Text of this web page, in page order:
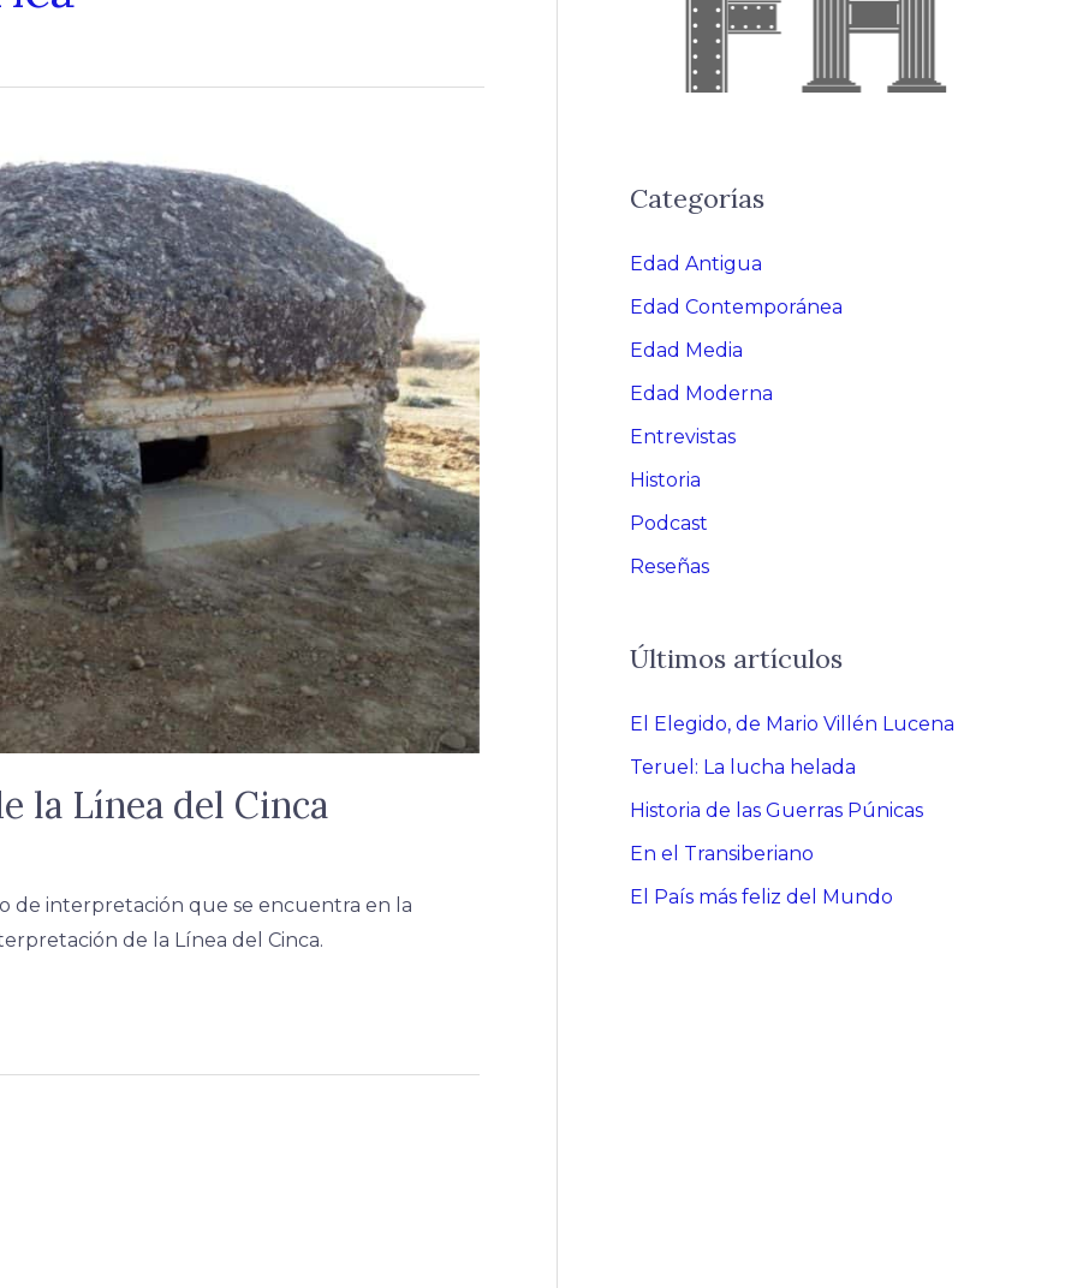
la Línea del Cinca
de interpretación que se encuentra en la
de la Línea del Cinca.
Categorías
Edad Antigua
Edad Contemporánea
Edad Media
Edad Moderna
Entrevistas
Historia
Podcast
Reseñas
Últimos artículos
El Elegido, de Mario Villén Lucena
Teruel: La lucha helada
Historia de las Guerras Púnicas
En el Transiberiano
El País más feliz del Mundo